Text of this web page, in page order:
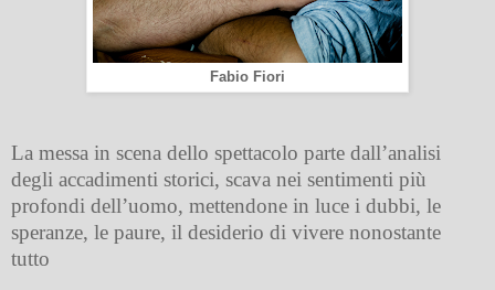
Fabio Fiori
La messa in scena dello spettacolo parte dall’analisi
degli accadimenti storici, scava nei sentimenti più
profondi dell’uomo, mettendone in luce i dubbi, le
speranze, le paure, il desiderio di vivere nonostante
tutto